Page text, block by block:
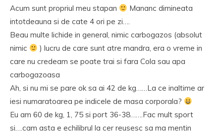
Acum sunt propriul meu stapan
Mananc dimineata
intotdeauna si de cate 4 ori pe zi….
Beau multe lichide in general, nimic carbogazos (absolut
nimic
) lucru de care sunt atre mandra, era o vreme in
care nu credeam se poate trai si fara Cola sau apa
carbogazoasa
Ah, si nu mi se pare ok sa ai 42 de kg……La ce inaltime ar
iesi numaratoarea pe indicele de masa corporala?
Eu am 60 de kg, 1, 75 si port 36-38…….Fac mult sport
si….cam asta e echilibrul la cer reusesc sa ma mentin